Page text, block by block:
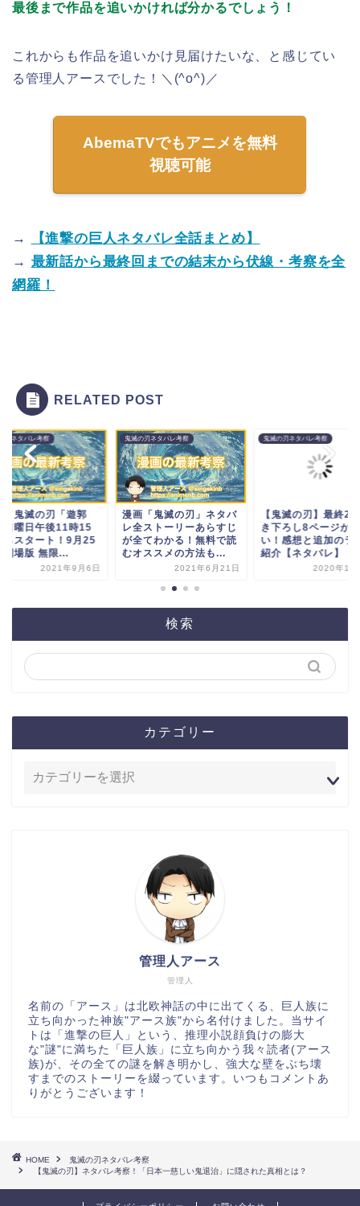
最後まで作品を追いかければ分かるでしょう！
これからも作品を追いかけ見届けたいな、と感じてい
る管理人アースでした！＼(^o^)／
AbemaTVでもアニメを無料
視聴可能
→
【進撃の巨人ネタバレ全話まとめ】
→ 最新話から最終回までの結末から伏線・考察を全
網羅！
RELATED POST
刃ネタバレ考察
メ鬼滅の刃「遊郭
日曜日午後11時15
らスタート！9月25
劇場版 無限...
2021年9月6日
鬼滅の刃ネタバレ考察
漫画「鬼滅の刃」ネタバ
レ全ストーリーあらすじ
が全てわかる！無料で読
むオススメの方法も...
2021年6月21日
鬼滅の刃ネタバレ考察
【鬼滅の刃】最終23
き下ろし8ページが
い！感想と追加のラ
紹介【ネタバレ】
2020年12
検索
カテゴリー
管理人
管理人アース
名前の「アース」は北欧神話の中に出てくる、巨人族に
立ち向かった神族"アース族"から名付けました。当サイ
トは「進撃の巨人」という、推理小説顔負けの膨大
な"謎"に満ちた「巨人族」に立ち向かう我々読者(アース
族)が、その全ての謎を解き明かし、強大な壁をぶち壊
すまでのストーリーを綴っています。いつもコメントあ
りがとうございます！
HOME
鬼滅の刃ネタバレ考察
【鬼滅の刃】ネタバレ考察！「日本一慈しい鬼退治」に隠された真相とは？